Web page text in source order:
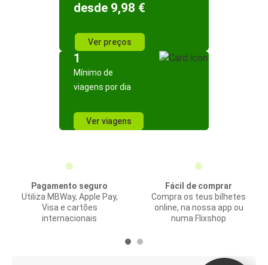
desde 9,98 €
Ver preços
1
Mínimo de
viagens por dia
Ver viagens
Pagamento seguro
Utiliza MBWay, Apple Pay,
Visa e cartões
internacionais
Fácil de comprar
Compra os teus bilhetes
online, na nossa app ou
numa Flixshop